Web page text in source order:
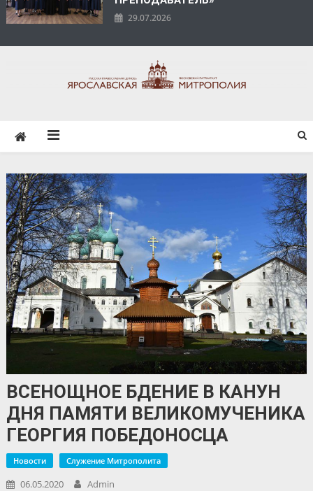
29.07.2026
ВСЕНОЩНОЕ БДЕНИЕ В КАНУН
ДНЯ ПАМЯТИ ВЕЛИКОМУЧЕНИКА
ГЕОРГИЯ ПОБЕДОНОСЦА
Новости Служение Митрополита
06.05.2020 Admin